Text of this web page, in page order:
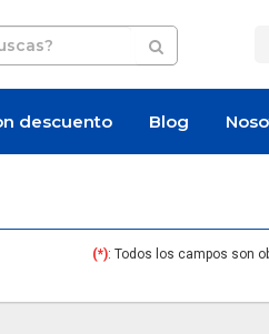
descuento Blog
(*): Todos los campos son